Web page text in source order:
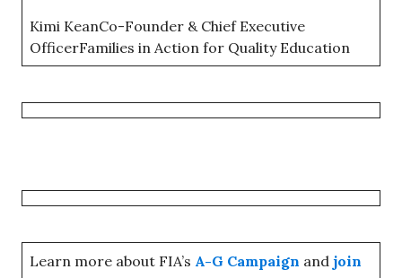
Kimi KeanCo-Founder & Chief Executive
Officer Families in Action for Quality Education
Learn more about FIA’s A-G Campaign and join